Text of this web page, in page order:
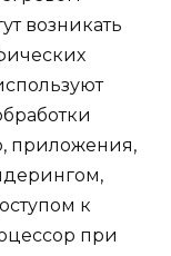
возникать
приложения,
к
при